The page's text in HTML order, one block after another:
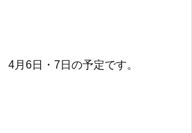
4月6日・7日の予定です。